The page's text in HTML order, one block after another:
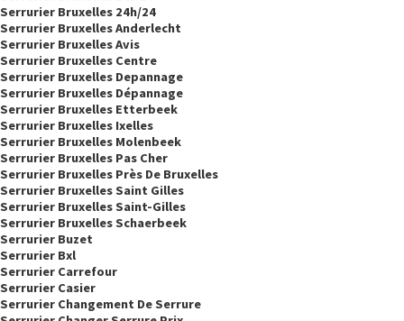
Serrurier Bruxelles 24h/24
Serrurier Bruxelles Anderlecht
Serrurier Bruxelles Avis
Serrurier Bruxelles Centre
Serrurier Bruxelles Depannage
Serrurier Bruxelles Dépannage
Serrurier Bruxelles Etterbeek
Serrurier Bruxelles Ixelles
Serrurier Bruxelles Molenbeek
Serrurier Bruxelles Pas Cher
Serrurier Bruxelles Près De Bruxelles
Serrurier Bruxelles Saint Gilles
Serrurier Bruxelles Saint-Gilles
Serrurier Bruxelles Schaerbeek
Serrurier Buzet
Serrurier Bxl
Serrurier Carrefour
Serrurier Casier
Serrurier Changement De Serrure